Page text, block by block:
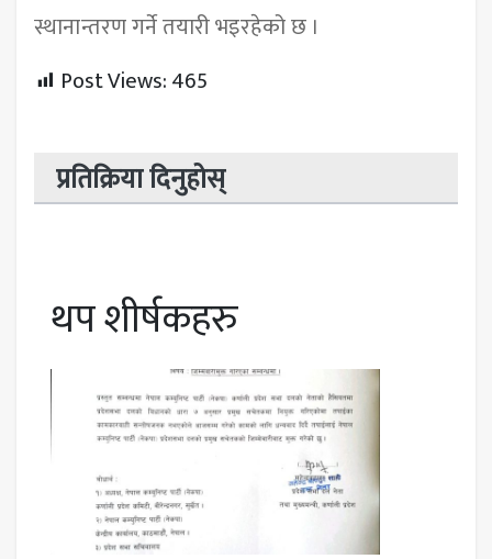
स्थानान्तरण गर्ने तयारी भइरहेको छ ।
Post Views:465
प्रतिक्रिया दिनुहोस्
थप शीर्षकहरु